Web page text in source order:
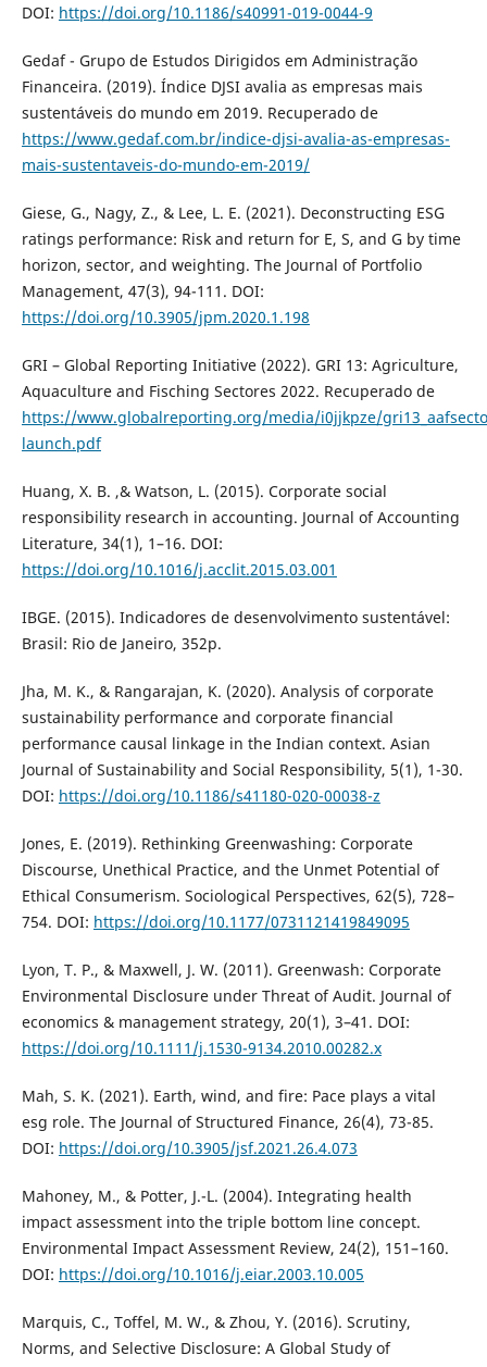
DOI: https://doi.org/10.1186/s40991-019-0044-9
Gedaf - Grupo de Estudos Dirigidos em Administração
Financeira. (2019). Índice DJSI avalia as empresas mais
sustentáveis do mundo em 2019. Recuperado de
https://www.gedaf.com.br/indice-djsi-avalia-as-empresas-
mais-sustentaveis-do-mundo-em-2019/
Giese, G., Nagy, Z., & Lee, L. E. (2021). Deconstructing ESG
ratings performance: Risk and return for E, S, and G by time
horizon, sector, and weighting. The Journal of Portfolio
Management, 47(3), 94-111. DOI:
https://doi.org/10.3905/jpm.2020.1.198
GRI – Global Reporting Initiative (2022). GRI 13: Agriculture,
Aquaculture and Fisching Sectores 2022. Recuperado de
https://www.globalreporting.org/media/i0jjkpze/
launch.pdf
Huang, X. B. ,& Watson, L. (2015). Corporate social
responsibility research in accounting. Journal of Accounting
Literature, 34(1), 1–16. DOI:
https://doi.org/10.1016/j.acclit.2015.03.001
IBGE. (2015). Indicadores de desenvolvimento sustentável:
Brasil: Rio de Janeiro, 352p.
Jha, M. K., & Rangarajan, K. (2020). Analysis of corporate
sustainability performance and corporate financial
performance causal linkage in the Indian context. Asian
Journal of Sustainability and Social Responsibility, 5(1), 1-30.
DOI: https://doi.org/10.1186/s41180-020-00038-z
Jones, E. (2019). Rethinking Greenwashing: Corporate
Discourse, Unethical Practice, and the Unmet Potential of
Ethical Consumerism. Sociological Perspectives, 62(5), 728–
754. DOI: https://doi.org/10.1177/0731121419849095
Lyon, T. P., & Maxwell, J. W. (2011). Greenwash: Corporate
Environmental Disclosure under Threat of Audit. Journal of
economics & management strategy, 20(1), 3–41. DOI:
https://doi.org/10.1111/j.1530-9134.2010.00282.x
Mah, S. K. (2021). Earth, wind, and fire: Pace plays a vital
esg role. The Journal of Structured Finance, 26(4), 73-85.
DOI: https://doi.org/10.3905/jsf.2021.26.4.073
Mahoney, M., & Potter, J.-L. (2004). Integrating health
impact assessment into the triple bottom line concept.
Environmental Impact Assessment Review, 24(2), 151–160.
DOI: https://doi.org/10.1016/j.eiar.2003.10.005
Marquis, C., Toffel, M. W., & Zhou, Y. (2016). Scrutiny,
Norms, and Selective Disclosure: A Global Study of